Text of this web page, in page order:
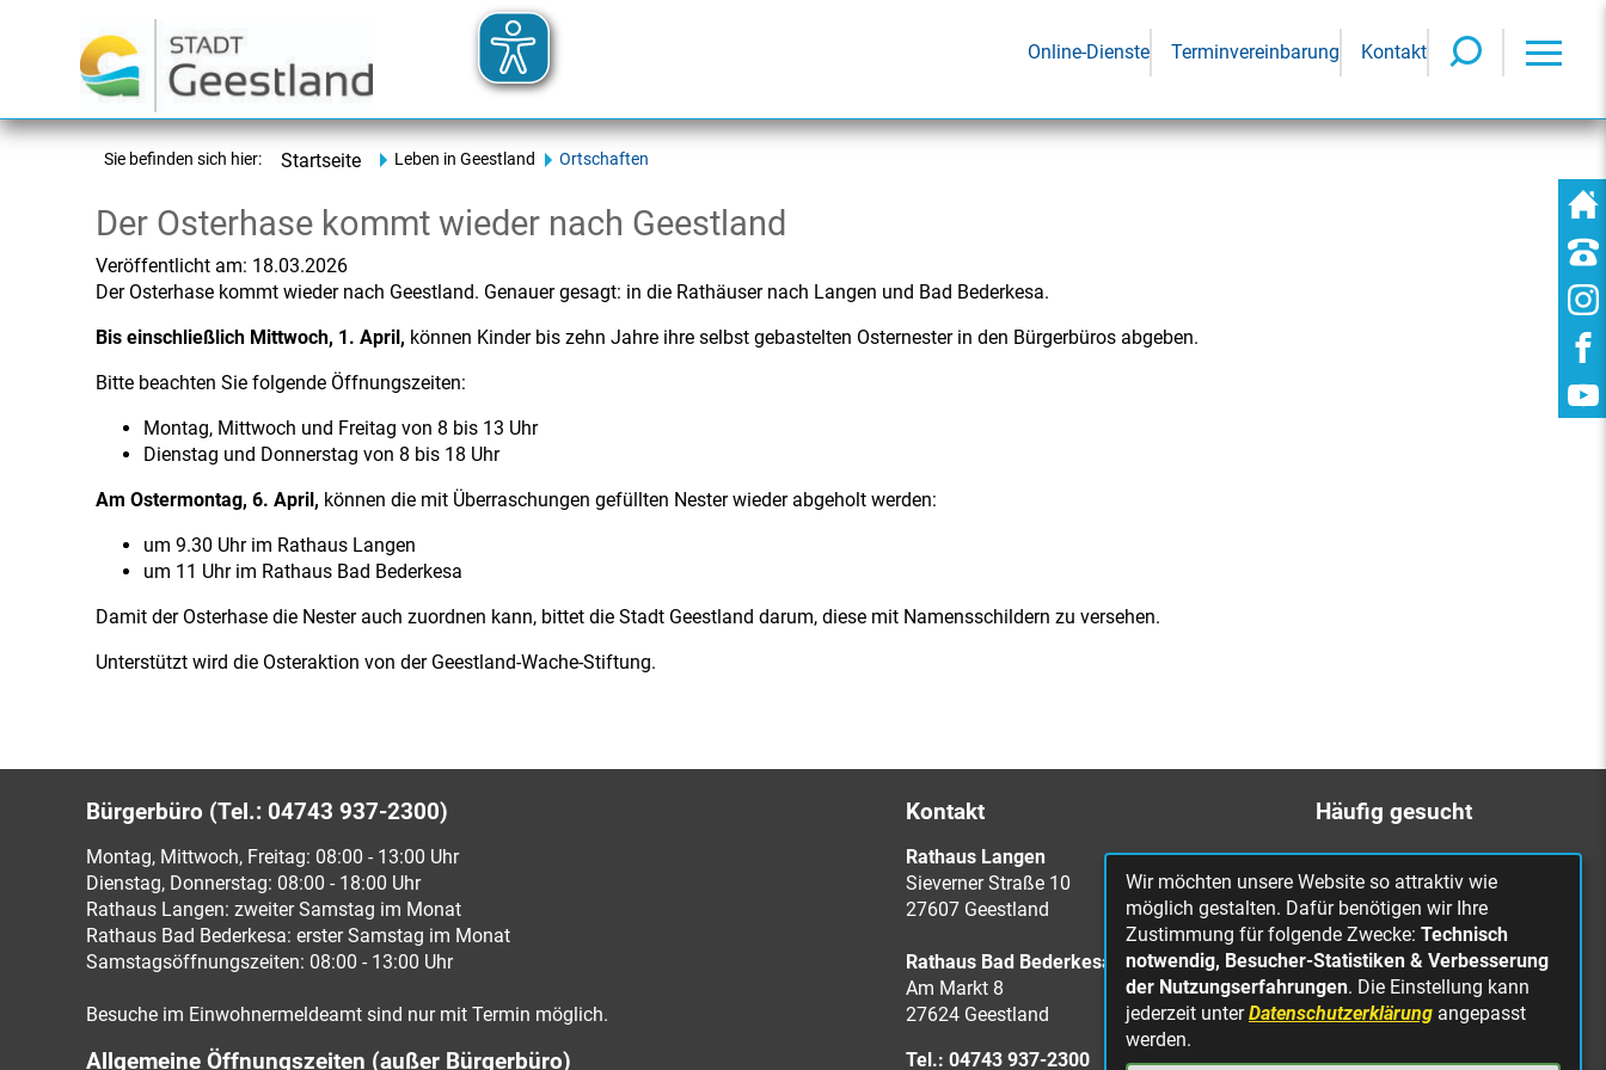
Online-Dienste Terminvereinbarung Kontakt
Sie befinden sich hier: Startseite Leben in Geestland Ortschaften
Der Osterhase kommt wieder nach Geestland
Veröffentlicht am: 18.03.2026
Der Osterhase kommt wieder nach Geestland. Genauer gesagt: in die Rathäuser nach Langen und Bad Bederkesa.
Bis einschließlich Mittwoch, 1. April, können Kinder bis zehn Jahre ihre selbst gebastelten Osternester in den Bürgerbüros abgeben.
Bitte beachten Sie folgende Öffnungszeiten:
Montag, Mittwoch und Freitag von 8 bis 13 Uhr
Dienstag und Donnerstag von 8 bis 18 Uhr
Am Ostermontag, 6. April, können die mit Überraschungen gefüllten Nester wieder abgeholt werden:
um 9.30 Uhr im Rathaus Langen
um 11 Uhr im Rathaus Bad Bederkesa
Damit der Osterhase die Nester auch zuordnen kann, bittet die Stadt Geestland darum, diese mit Namensschildern zu versehen.
Unterstützt wird die Osteraktion von der Geestland-Wache-Stiftung.
Bürgerbüro (Tel.: 04743 937-2300)
Montag, Mittwoch, Freitag: 08:00 - 13:00 Uhr
Dienstag, Donnerstag: 08:00 - 18:00 Uhr
Rathaus Langen: zweiter Samstag im Monat
Rathaus Bad Bederkesa: erster Samstag im Monat
Samstagsöffnungszeiten: 08:00 - 13:00 Uhr
Besuche im Einwohnermeldeamt sind nur mit Termin möglich.
Allgemeine Öffnungszeiten (außer Bürgerbüro)
Kontakt
Rathaus Langen
Sieverner Straße 10
27607 Geestland
Rathaus Bad Bederkesa
Am Markt 8
27624 Geestland
Tel.: 04743 937-2300
Häufig gesucht
Bürgerbüro
Online Rathaus
Was erledige ich wo?
Stellenangebote
Mängelmeldung
Wir möchten unsere Website so attraktiv wie
möglich gestalten. Dafür benötigen wir Ihre
Zustimmung für folgende Zwecke: Technisch
notwendig, Besucher-Statistiken & Verbesserung
der Nutzungserfahrungen. Die Einstellung kann
jederzeit unterDatenschutzerklärung angepasst
werden.